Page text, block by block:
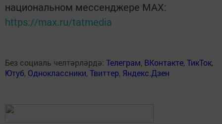
национальном мессенджере MАХ:
https://max.ru/tatmedia
Без социаль челтәрләрдә: Телеграм, ВКонтакте,ТикТок,
Ютуб, Одноклассники,Твиттер, Яндекс.Дзен